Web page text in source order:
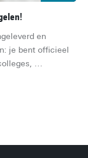
en
je bent officieel
paar
checklist!